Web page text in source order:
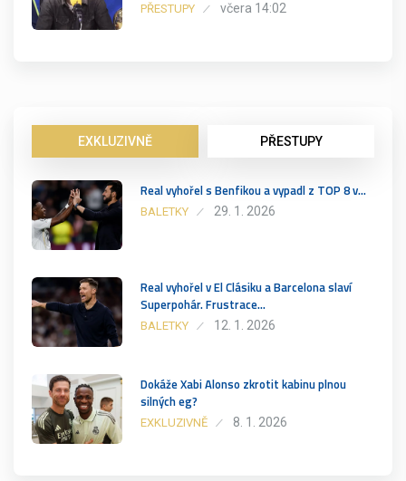
PŘESTUPY včera 14:02
EXKLUZIVNĚ PŘESTUPY
Real vyhořel s Benfikou a vypadl z TOP 8 v…
BALETKY 29. 1. 2026
Real vyhořel v El Clásiku a Barcelona slaví
Superpohár. Frustrace…
BALETKY 12. 1. 2026
Dokáže Xabi Alonso zkrotit kabinu plnou
silných eg?
EXKLUZIVNĚ 8. 1. 2026